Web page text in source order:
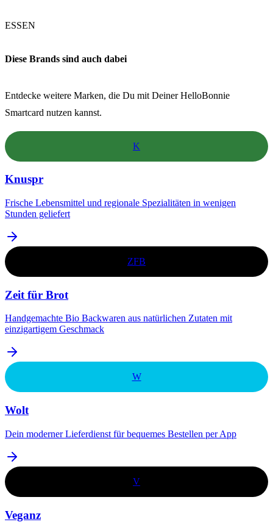
ESSEN
Diese Brands sind auch dabei
Entdecke weitere Marken, die Du mit Deiner HelloBonnie
Smartcard nutzen kannst.
K
Knuspr
Frische Lebensmittel und regionale Spezialitäten in wenigen
Stunden geliefert
ZFB
Zeit für Brot
Handgemachte Bio Backwaren aus natürlichen Zutaten mit
einzigartigem Geschmack
W
Wolt
Dein moderner Lieferdienst für bequemes Bestellen per App
V
Veganz